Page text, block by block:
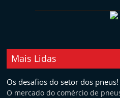
Mais Lidas
Os desafios do setor dos pneus!
O mercado do comércio de